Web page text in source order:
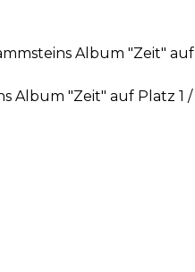
Album "Zeit"
Album "Zeit" auf Platz 1